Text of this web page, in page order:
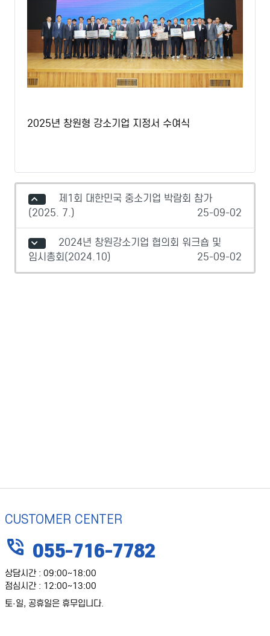
2025년 창원형 강소기업 지정서 수여식
제1회 대한민국 중소기업 박람회 참가
(2025. 7.)
25-09-02
2024년 창원강소기업 협의회 워크숍 및
임시총회(2024.10)
25-09-02
CUSTOMER CENTER
phone_in_talk 055-716-7782
상담시간 : 09:00~18:00
점심시간 : 12:00~13:00
토·일, 공휴일은 휴무입니다.